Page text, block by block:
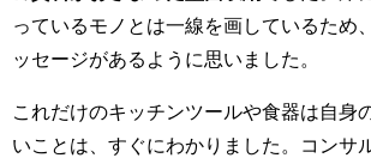
っているモノとは一線を画しているため
ッセージがあるように思いました。
これだけのキッチンツールや食器は自身
いことは、すぐにわかりました。コンサ